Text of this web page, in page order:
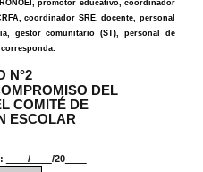
promotor educativo, coordinador
coordinador SRE, docente, personal
gestor comunitario (ST), personal de
N°2
DEL
COMITÉ DE
ESCOLAR
/ /20